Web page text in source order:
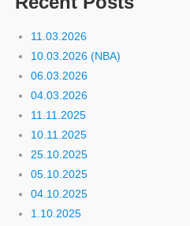
11.03.2026
10.03.2026 (NBA)
06.03.2026
04.03.2026
11.11.2025
10.11.2025
25.10.2025
05.10.2025
04.10.2025
1.10.2025